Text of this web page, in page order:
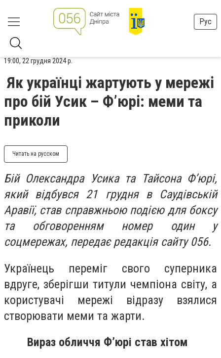
Рус
19:00, 22 грудня 2024 р.
Як українці жартують у мережі
про бій Усик – Ф’юрі: меми та
приколи
Читать на русском
Бій Олександра Усика та Тайсона Ф’юрі,
який відбувся 21 грудня в Саудівській
Аравії, став справжньою подією для боксу
та обговоренням номер один у
соцмережах, передає редакція сайту 056.
Українець переміг свого суперника
вдруге, зберігши титули чемпіона світу, а
користувачі мережі відразу взялися
створювати меми та жарти.
Вираз обличчя Ф’юрі став хітом